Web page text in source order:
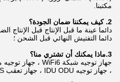
مكتبنا.
2. كيف يمكننا ضمان الجودة؟
دائما عينة ما قبل الإنتاج قبل الإنتاج
دائما التفتيش النهائي قبل الشحن ؛
3.ماذا يمكنك أن تشتري منا؟
، جهاز توجيه IDU ODU ، جهاز تعقب GPS